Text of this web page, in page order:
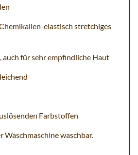
elastisch stretchiges
auch für sehr empfindliche Haut
Farbstoffen
Waschmaschine waschbar.